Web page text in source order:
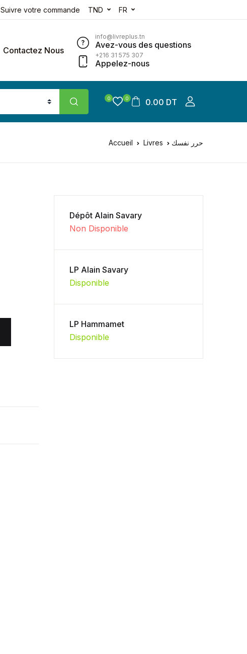
Suivre votre commande TND FR
Contactez Nous
info@livreplus.tn
Avez-vous des questions
+216 31 575 307
Appelez-nous
0 0 0.00 DT
Accueil Livres حرر نفسك
Dépôt Alain Savary
Non Disponible
LP Alain Savary
Disponible
LP Hammamet
Disponible